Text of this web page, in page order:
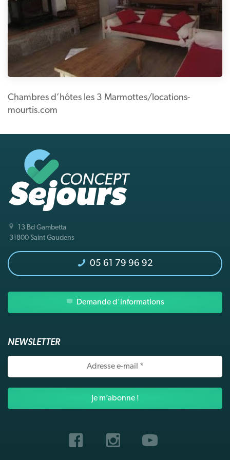
Chambres d’hôtes les 3 Marmottes/locations-
mourtis.com
13 Bd Gambetta
31800 Saint Gaudens
05 61 79 96 92
Demande d'informations
NEWSLETTER